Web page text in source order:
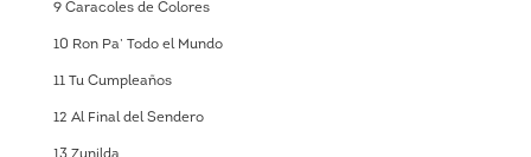
9 Caracoles de Colores
10 Ron Pa’ Todo el Mundo
11 Tu Cumpleaños
12 Al Final del Sendero